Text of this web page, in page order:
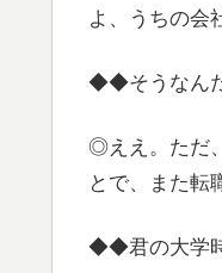
よ、うちの会
◆◆そうなん
◎ええ。ただ
とで、また転
◆◆君の大学時